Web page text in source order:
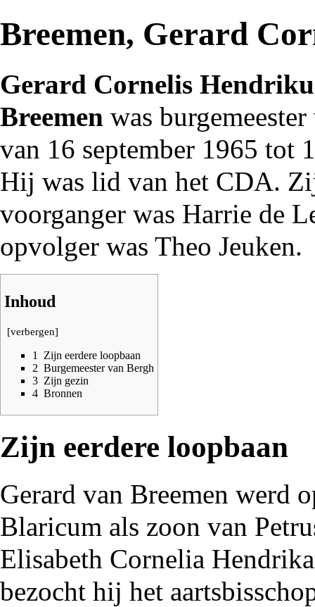
Breemen, Gerard
Gerard Cornelis
Breemen was burgemeester
van 16 september 1965 tot
Hij was lid van het CDA.
voorganger was Harrie de
opvolger was Theo Jeuken.
Inhoud
[verbergen]
1
Zijn eerdere loopbaan
2 Burgemeester van Bergh
3 Zijn gezin
4 Bronnen
Zijn eerdere loopbaan
Gerard van Breemen werd
Blaricum als zoon van
Elisabeth Cornelia
bezocht hij het